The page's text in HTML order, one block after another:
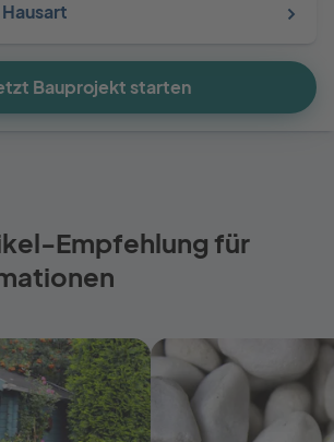
Bauprojekt starten
Empfehlung für